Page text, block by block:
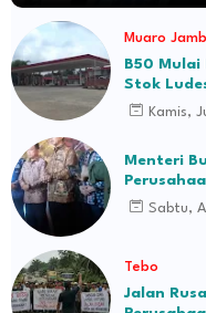
Muaro
B50
Stok
Kamis,
Menteri
Sabtu,
Tebo
Jalan